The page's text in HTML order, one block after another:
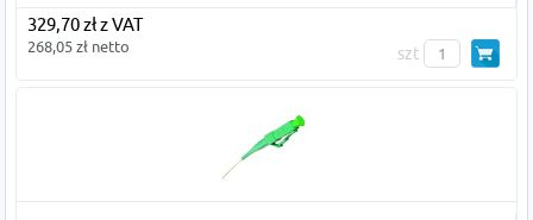
329,70 zł z VAT
268,05 zł netto szt